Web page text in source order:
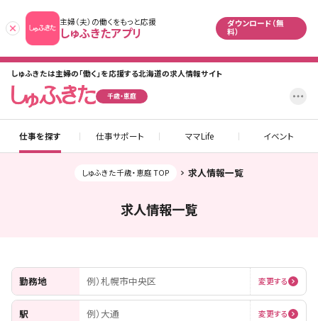
主婦（夫）の働くをもっと応援
しゅふきたアプリ
あとで
ダウンロード（無
料）
しゅふきたは主婦の「働く」を応援する北海道の求人情報サイト
千歳・恵庭
仕事を探す 仕事サポート ママLife イベント
しゅふきた千歳・恵庭 TOP 求人情報一覧
求人情報一覧
勤務地 例）札幌市中央区 変更する
駅 例）大通 変更する